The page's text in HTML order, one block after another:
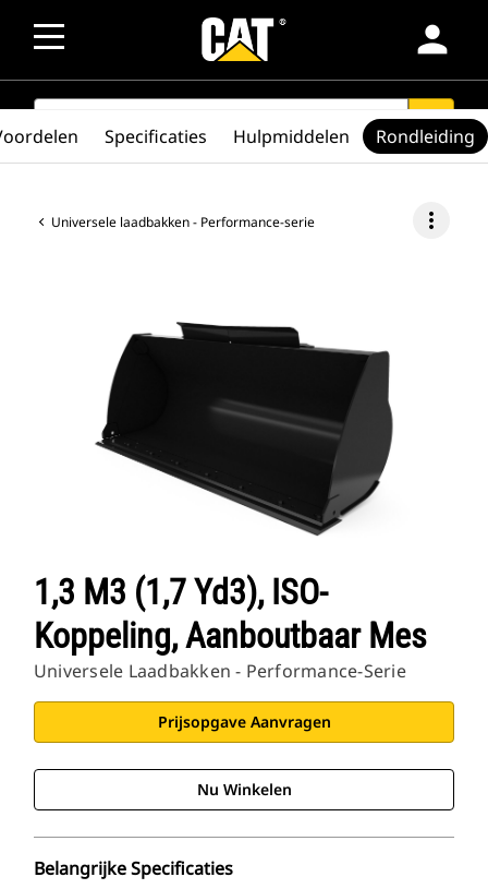
person
SEARCH search
Universele laadbakken - Performance-serie more_vert
1,3 M3 (1,7 Yd3), ISO-
Koppeling, Aanboutbaar Mes
Universele Laadbakken - Performance-Serie
Prijsopgave Aanvragen
Nu Winkelen
Belangrijke Specificaties
Specificaties Hulpmiddelen Rondleiding